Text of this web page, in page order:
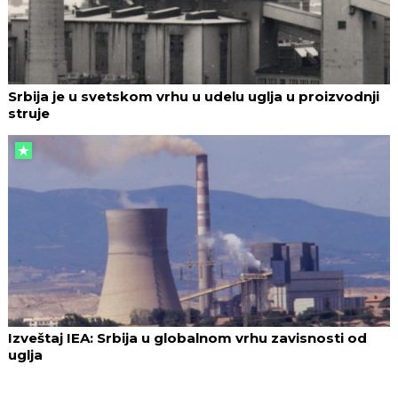
Srbija je u svetskom vrhu u udelu uglja u proizvodnji
struje
Izveštaj IEA: Srbija u globalnom vrhu zavisnosti od
uglja